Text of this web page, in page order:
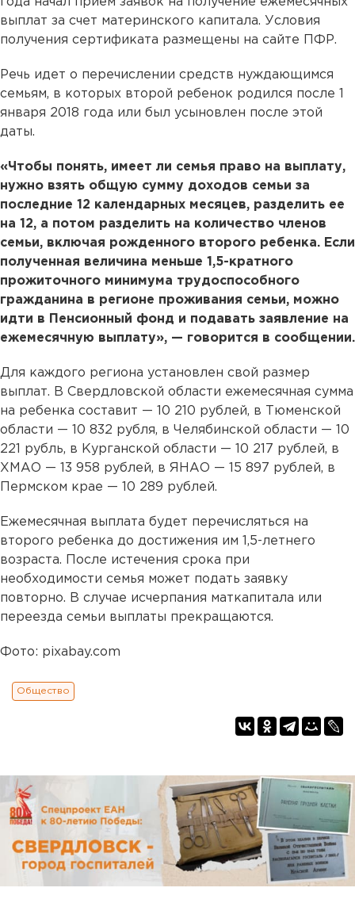
выплат за счет материнского капитала. Условия
получения сертификата размещены на сайте ПФР.
Речь идет о перечислении средств нуждающимся
семьям, в которых второй ребенок родился после 1
января 2018 года или был усыновлен после этой
даты.
«Чтобы понять, имеет ли семья право на выплату,
нужно взять общую сумму доходов семьи за
последние 12 календарных месяцев, разделить ее
на 12, а потом разделить на количество членов
семьи, включая рожденного второго ребенка. Если
полученная величина меньше 1,5-кратного
прожиточного минимума трудоспособного
гражданина в регионе проживания семьи, можно
идти в Пенсионный фонд и подавать заявление на
ежемесячную выплату», — говорится в сообщении.
Для каждого региона установлен свой размер
выплат. В Свердловской области ежемесячная сумма
на ребенка составит — 10 210 рублей, в Тюменской
области — 10 832 рубля, в Челябинской области — 10
221 рубль, в Курганской области — 10 217 рублей, в
ХМАО — 13 958 рублей, в ЯНАО — 15 897 рублей, в
Пермском крае — 10 289 рублей.
Ежемесячная выплата будет перечисляться на
второго ребенка до достижения им 1,5-летнего
возраста. После истечения срока при
необходимости семья может подать заявку
повторно. В случае исчерпания маткапитала или
переезда семьи выплаты прекращаются.
Фото: pixabay.com
Общество